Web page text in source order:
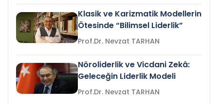
Klasik ve Karizmatik Modellerin
Ötesinde “Bilimsel Liderlik”
Prof.Dr. Nevzat TARHAN
Nöroliderlik ve Vicdani Zekâ:
Geleceğin Liderlik Modeli
Prof.Dr. Nevzat TARHAN